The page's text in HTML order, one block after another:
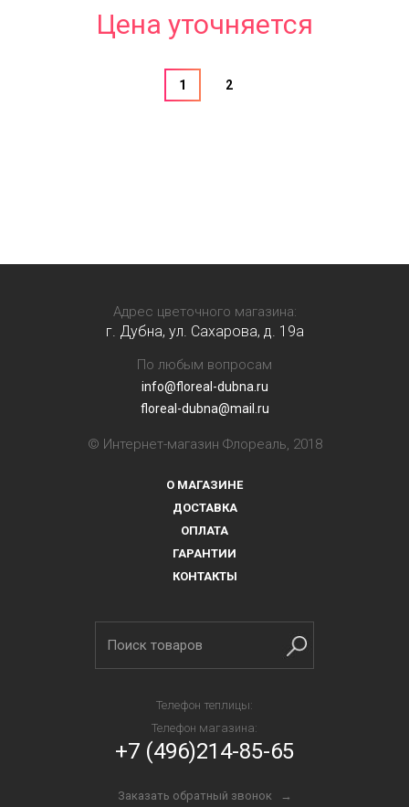
Цена уточняется
1 2
Адрес цветочного магазина:
г. Дубна, ул. Сахарова, д. 19a
По любым вопросам
info@floreal-dubna.ru
floreal-dubna@mail.ru
© Интернет-магазин Флореаль, 2018
О МАГАЗИНЕ
ДОСТАВКА
ОПЛАТА
ГАРАНТИИ
КОНТАКТЫ
Телефон теплицы:
Телефон магазина:
+7 (496)214-85-65
Заказать обратный звонок →